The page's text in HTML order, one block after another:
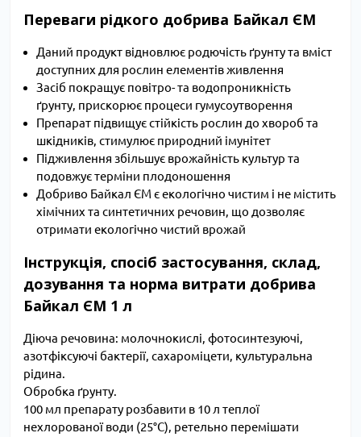
Переваги рідкого добрива Байкал ЄМ
Даний продукт відновлює родючість ґрунту та вміст
доступних для рослин елементів живлення
Засіб покращує повітро- та водопроникність
ґрунту, прискорює процеси гумусоутворення
Препарат підвищує стійкість рослин до хвороб та
шкідників, стимулює природний імунітет
Підживлення збільшує врожайність культур та
подовжує терміни плодоношення
Добриво Байкал ЄМ є екологічно чистим і не містить
хімічних та синтетичних речовин, що дозволяє
отримати екологічно чистий врожай
Інструкція, спосіб застосування, склад,
дозування та норма витрати добрива
Байкал ЄМ 1 л
Діюча речовина: молочнокислі, фотосинтезуючі,
азотфіксуючі бактерії, сахароміцети, культуральна
рідина.
Обробка ґрунту.
100 мл препарату розбавити в 10 л теплої
нехлорованої води (25°C), ретельно перемішати